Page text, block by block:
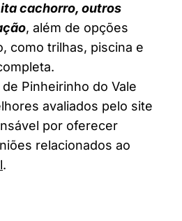
cachorro, outros
, além de opções
como trilhas, piscina e
Pinheirinho do Vale
avaliados pelo site
por oferecer
relacionados ao
.